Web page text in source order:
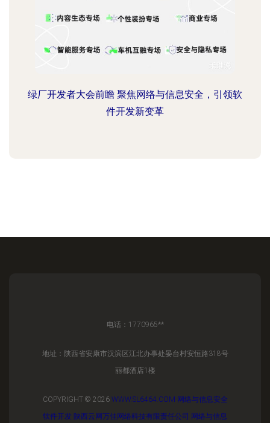
绿厂开发者大会前瞻 聚焦网络与信息安全，引领软
件开发新变革
电话：1770965**
地址：陕西省安康市汉滨区江北办事处晏台村安恒路318号
丽都酒店1楼
COPYRIGHT © 2026 WWW.SL6464.COM 网络与信息安全
软件开发 陕西云网万佳网络科技有限责任公司 网络与信息